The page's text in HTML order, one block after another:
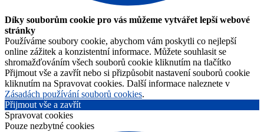
Díky souborům cookie pro vás můžeme vytvářet lepší webové
stránky
Používáme soubory cookie, abychom vám poskytli co nejlepší
online zážitek a konzistentní informace. Můžete souhlasit se
shromažďováním všech souborů cookie kliknutím na tlačítko
Přijmout vše a zavřít nebo si přizpůsobit nastavení souborů cookie
kliknutím na Spravovat cookies. Další informace naleznete v
Zásadách používání souborů cookies.
Přijmout vše a zavřít
Spravovat cookies
Pouze nezbytné cookies